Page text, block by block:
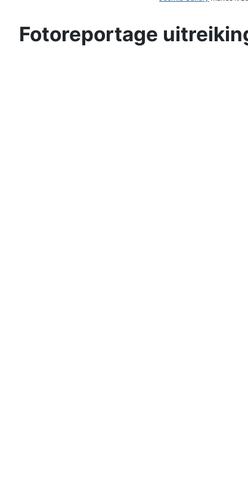
Fotoreportage